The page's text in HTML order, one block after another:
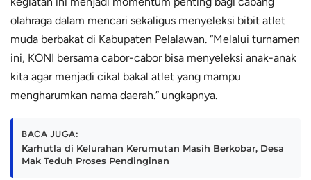
olahraga dalam mencari sekaligus menyeleksi bibit atlet
muda berbakat di Kabupaten Pelalawan. “Melalui turnamen
ini, KONI bersama cabor-cabor bisa menyeleksi anak-anak
kita agar menjadi cikal bakal atlet yang mampu
mengharumkan nama daerah.” ungkapnya.
BACA JUGA:
Karhutla di Kelurahan Kerumutan Masih Berkobar, Desa
Mak Teduh Proses Pendinginan